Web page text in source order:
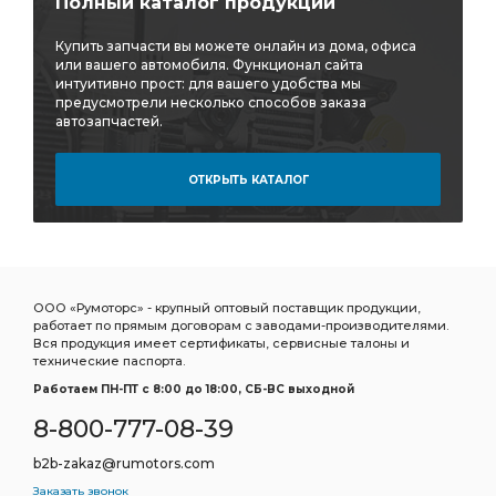
Стремянка рессоры Ролик натяж.
Щетка стеклоочистителя бескаркасная
стеклоочистителя бескаркасная
кабины передний Фильтр воздушный внутренний
воздушный внутренний Сайлентблок рычага
Рычаг передний нижний
Cummins ISF3.8 а/м Toyota Camry
Фильтр масляный центрифуги
Купить запчасти вы можете онлайн из дома, офиса
или вашего автомобиля. Функционал сайта
интуитивно прост: для вашего удобства мы
предусмотрели несколько способов заказа
автозапчастей.
ОТКРЫТЬ КАТАЛОГ
ООО «Румоторс» - крупный оптовый поставщик продукции,
работает по прямым договорам с заводами-производителями.
Вся продукция имеет сертификаты, сервисные талоны и
технические паспорта.
Работаем ПН-ПТ c 8:00 до 18:00, СБ-ВС выходной
8-800-777-08-39
b2b-zakaz@rumotors.com
Заказать звонок